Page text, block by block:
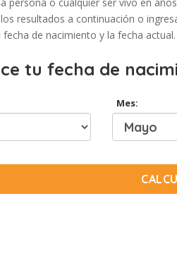
resultados a continuación o
de nacimiento y la fecha actual.
tu fecha de
Mes: